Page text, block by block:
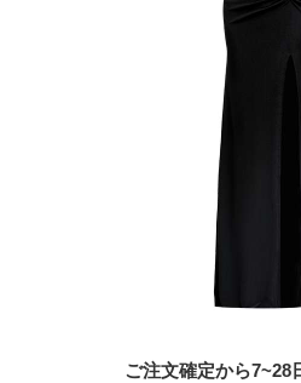
ご注文確定から7~28